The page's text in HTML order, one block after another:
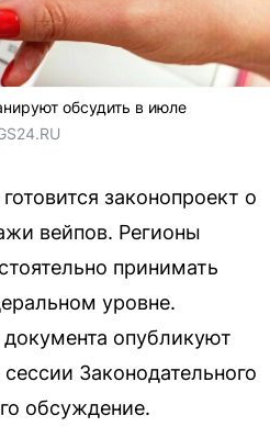
обсудить в июле
законопроект о
вейпов. Регионы
принимать
уровне.
опубликуют
Законодательного
обсуждение.